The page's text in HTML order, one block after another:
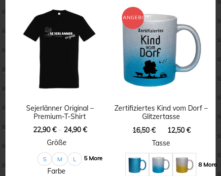
Varianten
Optionen
können
auf
der
Produktseite
gewählt
werden
weist
mehrere
Varianten
auf.
Die
Optionen
können
auf
der
Produktseite
gewählt
Sejerlänner Original –
Premium-T-Shirt
22,90€– 24,90€
Größe
S M L 5 More
Farbe
ANGEBOT!
Zertifiziertes Kind vom Dorf –
Glitzertasse
16,50€
Ursprünglicher
16,50 €
12,50€
12,50 €.
Tasse
8 More